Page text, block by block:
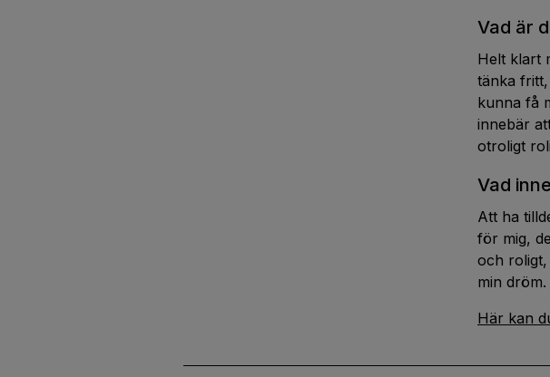
Vad är
Helt klart
tänka
kunna få
innebär
otroligt
Vad
Att ha
för mig,
och
min dröm.
Här kan